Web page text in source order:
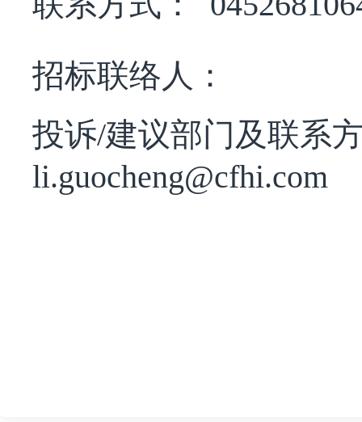
招标联络人：
投诉/建议部门及联系
li.guocheng@cfhi.com